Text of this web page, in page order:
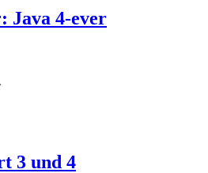
Java 4-ever
3 und 4